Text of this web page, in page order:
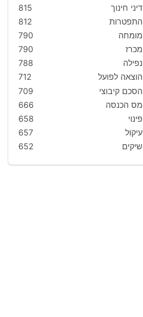
דיני חינוך
815
התפטרות
812
מומחה
790
מכרז
790
נפילה
788
הוצאה לפועל
712
הסכם קיבוצי
709
מס הכנסה
666
פינוי
658
עיקול
657
שיקים
652